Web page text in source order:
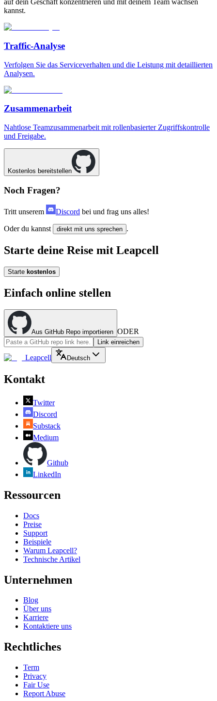
auf dein Geschäft konzentrieren und mit deinem Team wachsen
kannst.
Traffic-Analyse
Verfolgen Sie das Serviceverhalten und die Leistung mit detaillierten
Analysen.
Zusammenarbeit
Nahtlose Teamzusammenarbeit mit rollenbasierter Zugriffskontrolle
und Freigabe.
Kostenlos bereitstellen
Noch Fragen?
Tritt unserem Discord bei und frag uns alles!
Oder du kannst direkt mit uns sprechen .
Starte deine Reise mit Leapcell
Starte kostenlos
Einfach online stellen
Aus GitHub Repo importieren ODER
Link einreichen
Leapcell Deutsch
Kontakt
Twitter
Discord
Substack
Medium
Github
LinkedIn
Ressourcen
Docs
Preise
Support
Beispiele
Warum Leapcell?
Technische Artikel
Unternehmen
Blog
Über uns
Karriere
Kontaktiere uns
Rechtliches
Term
Privacy
Fair Use
Report Abuse